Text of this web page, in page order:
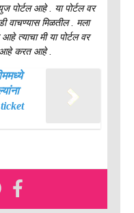
पोर्टल आहे . या पोर्टल वर
वाचण्यास मिळतील . मला
त्याचा मी या पोर्टल वर
आहे करत आहे .